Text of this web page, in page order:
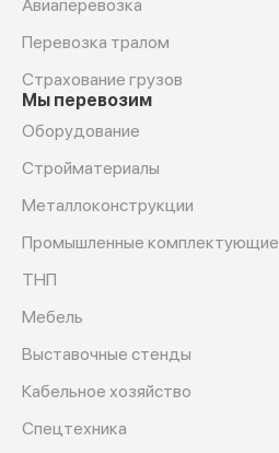
Авиаперевозка
Перевозка тралом
Страхование грузов
Мы перевозим
Оборудование
Cтройматериалы
Металлоконструкции
Промышленные комплектующие
ТНП
Мебель
Выставочные стенды
Кабельное хозяйство
Спецтехника